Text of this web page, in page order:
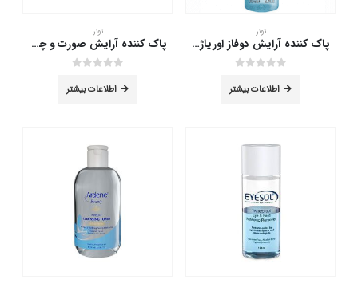
تونر
پاک کننده آرایش دوفاز اوریاژ مدل Water Proof حجم 100 میلی
اطلاعات بیشتر
تونر
پاک کننده آرایش صورت و چشم پرودرما پوست خشک و حساس 250 میلی لیتر
اطلاعات بیشتر